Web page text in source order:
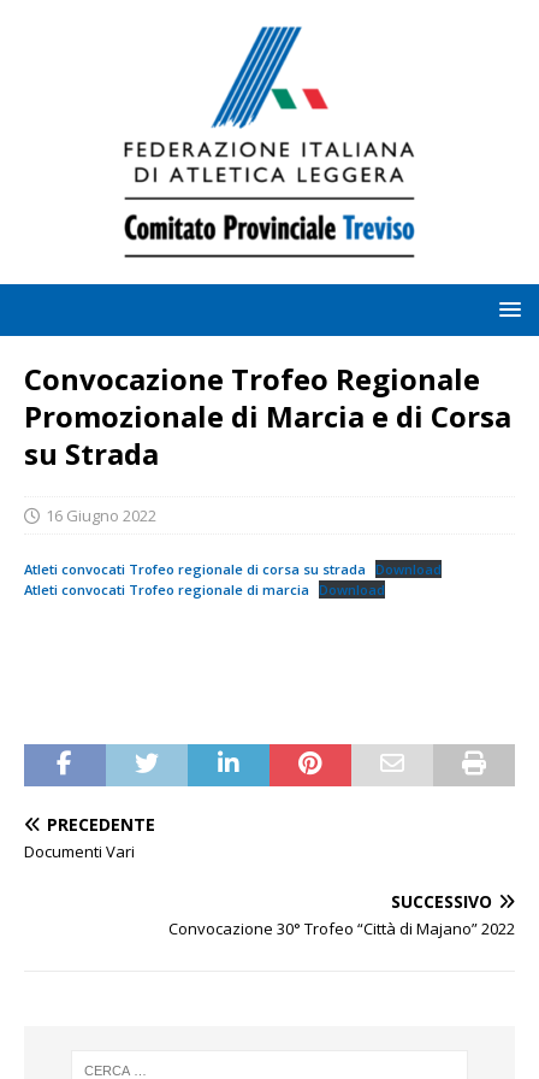
Convocazione Trofeo Regionale
Promozionale di Marcia e di Corsa
su Strada
16 Giugno 2022
Atleti convocati Trofeo regionale di corsa su strada
Download
Atleti convocati Trofeo regionale di marcia
Download
PRECEDENTE
Documenti Vari
SUCCESSIVO
Convocazione 30° Trofeo “Città di Majano” 2022